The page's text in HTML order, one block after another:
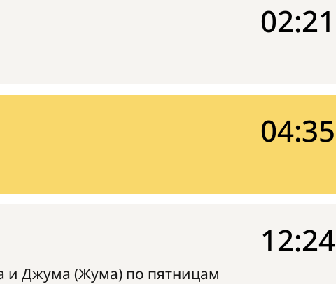
02:21
04:35
и Джума (Жума) по пятницам
12:24